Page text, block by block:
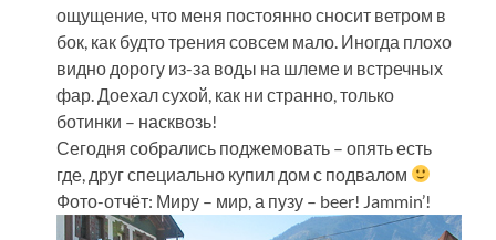
ощущение, что меня постоянно сносит ветром в
бок, как будто трения совсем мало. Иногда плохо
видно дорогу из-за воды на шлеме и встречных
фар. Доехал сухой, как ни странно, только
ботинки – насквозь!
Сегодня собрались поджемовать – опять есть
где, друг специально купил дом с подвалом
Фото-отчёт: Миру – мир, а пузу – beer! Jammin’!